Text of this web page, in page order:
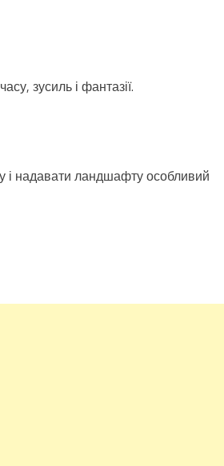
зусиль і фантазії.
і надавати ландшафту особливий